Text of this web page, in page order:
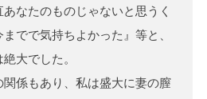
なたのものじゃないと思うく
でで気持ちよかった』等と、
大でした。
関係もあり、私は盛大に妻の膣